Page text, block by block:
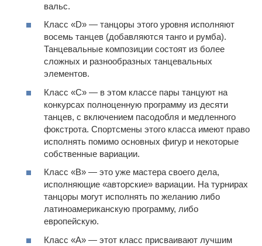
вальс.
Класс «D» — танцоры этого уровня исполняют
восемь танцев (добавляются танго и румба).
Танцевальные композиции состоят из более
сложных и разнообразных танцевальных
элементов.
Класс «С» — в этом классе пары танцуют на
конкурсах полноценную программу из десяти
танцев, с включением пасодобля и медленного
фокстрота. Спортсмены этого класса имеют право
исполнять помимо основных фигур и некоторые
собственные вариации.
Класс «B» — это уже мастера своего дела,
исполняющие «авторские» вариации. На турнирах
танцоры могут исполнять по желанию либо
латиноамериканскую программу, либо
европейскую.
Класс «А» — этот класс присваивают лучшим